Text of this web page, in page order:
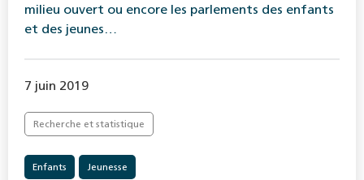
milieu ouvert ou encore les parlements des enfants
et des jeunes…
7 juin 2019
Recherche et statistique
Enfants Jeunesse